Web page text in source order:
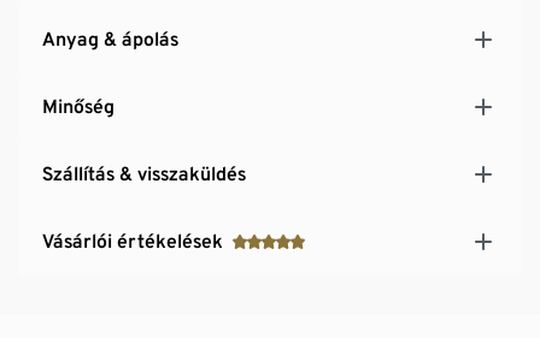
Anyag & ápolás
Minőség
Szállítás & visszaküldés
Vásárlói értékelések